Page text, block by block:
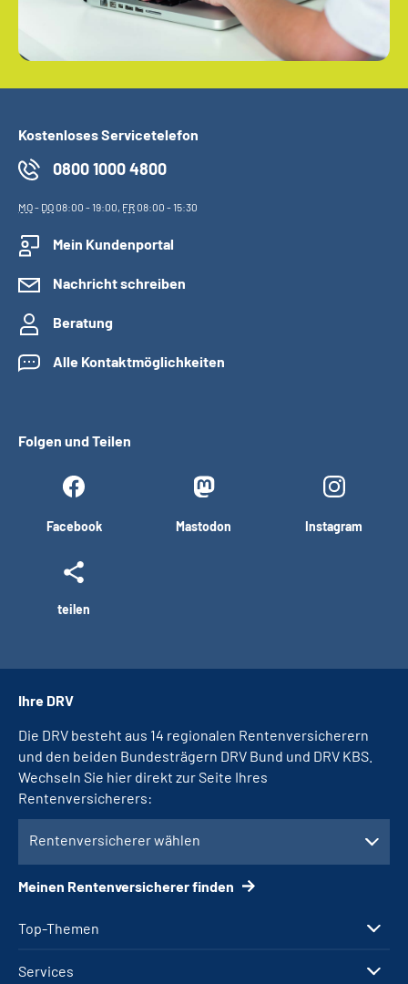
Kostenloses Servicetelefon
0800 1000 4800
MO- DO08:00 - 19:00, FR08:00 - 15:30
Mein Kundenportal
Nachricht schreiben
Beratung
Alle Kontaktmöglichkeiten
Folgen und Teilen
Facebook Mastodon Instagram
teilen
Top-Themen
Services
Ihre DRV
Die DRV besteht aus 14 regionalen Rentenversicherern
und den beiden Bundesträgern DRV Bund und DRV KBS.
Wechseln Sie hier direkt zur Seite Ihres
Rentenversicherers:
Rentenversicherer wählen
Meinen Rentenversicherer finden